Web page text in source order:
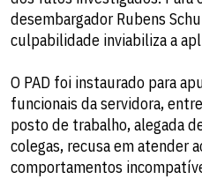
desembargador Rubens
culpabilidade inviabiliza a
O PAD foi instaurado para
funcionais da servidora,
posto de trabalho, alegada
colegas, recusa em atender
comportamentos